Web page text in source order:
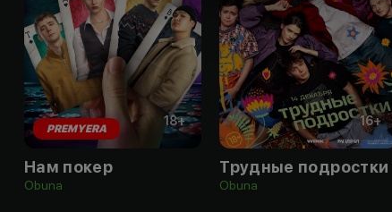
18+
PREMYERA
Нам покер
Obuna
16+
Трудные подростки
Obuna